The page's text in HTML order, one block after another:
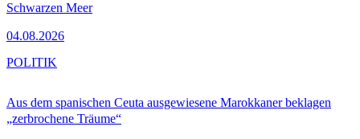
Schwarzen Meer
04.08.2026
Aus dem spanischen Ceuta ausgewiesene Marokkaner beklagen
„zerbrochene Träume“
POLITIK